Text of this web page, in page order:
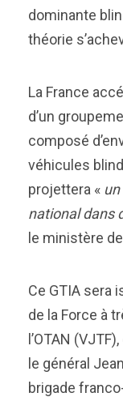
dominante
théorie
La France
d’un
composé
véhicules
projettera «
national dans
le ministère
Ce GTIA sera
de la Force à
l’OTAN
le général
brigade